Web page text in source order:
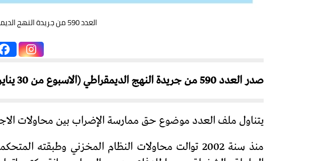
العدد 590 من جريدة النهج الديمقراطي (الاسبوع من 30 يناير الى 5 فبراير 2025)
صدر العدد 590 من جريدة النهج الديمقراطي (الاسبوع من 30 يناير الى 5 فبراير 2025)
يتناول ملف العدد موضوع حق ممارسة الإضراب بين محاولات
منذ سنة 2002 توالت محاولات النظام المخزني